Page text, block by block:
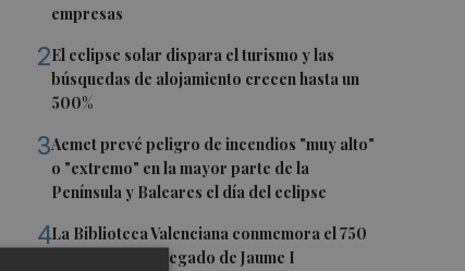
empresas
2El eclipse solar dispara el turismo y las
búsquedas de alojamiento crecen hasta un
500%
3Aemet prevé peligro de incendios "muy alto"
o "extremo" en la mayor parte de la
Península y Baleares el día del eclipse
4La Biblioteca Valenciana conmemora el 750
aniversario del legado de Jaume I